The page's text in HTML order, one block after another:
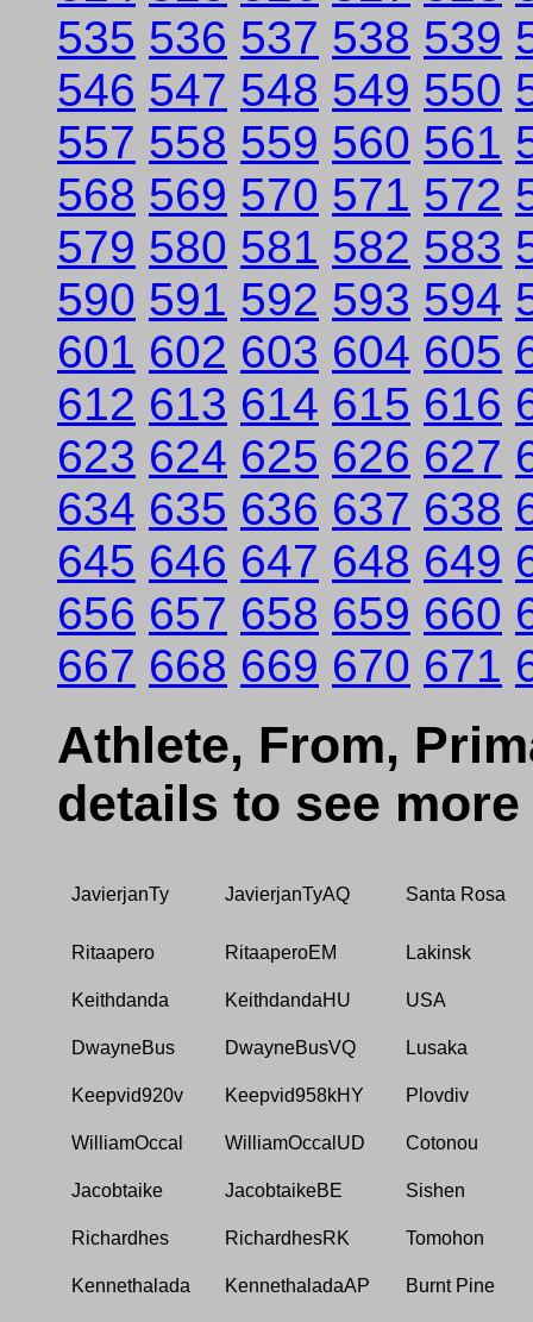
535 536 537 538 539
546 547 548 549 550
557 558 559 560 561
568 569 570 571 572
579 580 581 582 583
590 591 592 593 594
601 602 603 604 605
612 613 614 615 616
623 624 625 626 627
634 635 636 637 638
645 646 647 648 649
656 657 658 659 660
667 668 669 670 671
Athlete, From,
details to see more
JavierjanTy JavierjanTyAQ Santa Rosa
Ritaapero RitaaperoEM Lakinsk
Keithdanda KeithdandaHU USA
DwayneBus DwayneBusVQ Lusaka
Keepvid920v Keepvid958kHY Plovdiv
WilliamOccal WilliamOccalUD Cotonou
Jacobtaike JacobtaikeBE Sishen
Richardhes RichardhesRK Tomohon
Kennethalada KennethaladaAP Burnt Pine